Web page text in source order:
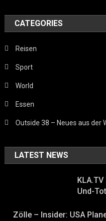
CATEGORIES
Reisen
Sport
World
Essen
Outside 38 – Neues aus der
LATEST NEWS
Und-
Zölle – Insider: USA